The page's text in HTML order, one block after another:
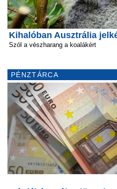
Kihalóban Ausztrália
Szól a vészharang a koalákért
PÉNZTÁRCA